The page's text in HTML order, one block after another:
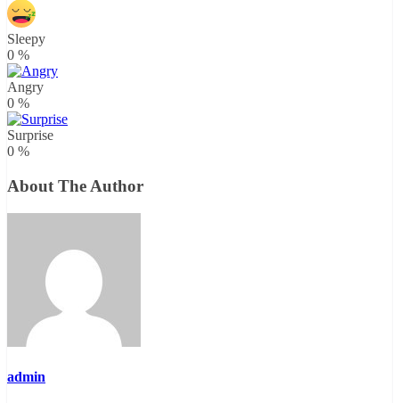
Sleepy
0 %
Angry
0 %
Surprise
0 %
About The Author
admin